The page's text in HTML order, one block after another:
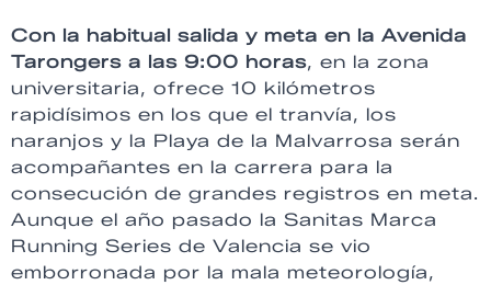
Con la habitual salida y meta en la Avenida
Tarongers a las 9:00 horas, en la zona
universitaria, ofrece 10 kilómetros
rapidísimos en los que el tranvía, los
naranjos y la Playa de la Malvarrosa serán
acompañantes en la carrera para la
consecución de grandes registros en meta.
Aunque el año pasado la Sanitas Marca
Running Series de Valencia se vio
emborronada por la mala meteorología,